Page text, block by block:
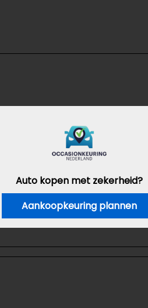
Auto kopen met zekerheid?
Aankoopkeuring plannen